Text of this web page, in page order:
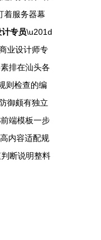
着服务器幕
专员\u201d
业设计师专
排在汕头各
则检查的编
御颇有独立
端模板一步
内容适配规
断说明整料